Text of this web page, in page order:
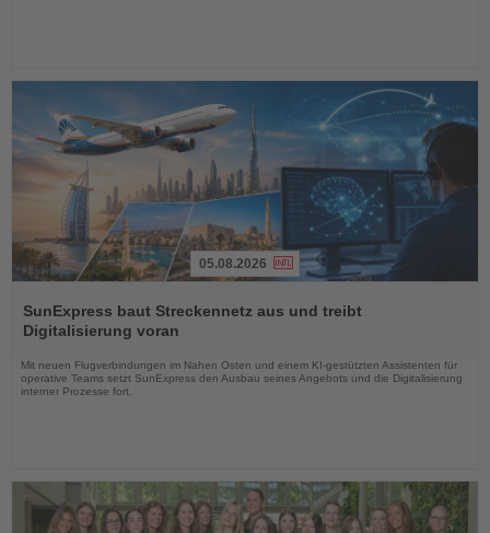
Sie
die
Nachrichten
05.08.2026
SunExpress baut Streckennetz aus und treibt
Digitalisierung voran
Mit neuen Flugverbindungen im Nahen Osten und einem KI-gestützten Assistenten für
operative Teams setzt SunExpress den Ausbau seines Angebots und die Digitalisierung
interner Prozesse fort.